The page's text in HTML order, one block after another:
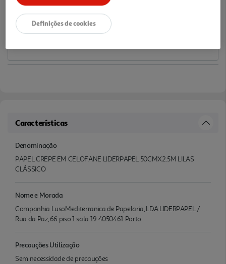
Notas de preparação
Características
Denominação
PAPEL CREPE EM CELOFANE LIDERPAPEL 50CMX2.5M LILAS
CLÁSSICO
Nome e Morada
Companhia LusoMediterranica de Papelaria, LDA LIDERPAPEL /
Rua da Paz, 66 piso 1 sala 19 4050461 Porto
Precauções Utilização
Sem necessidade de precauções
Definições de cookies